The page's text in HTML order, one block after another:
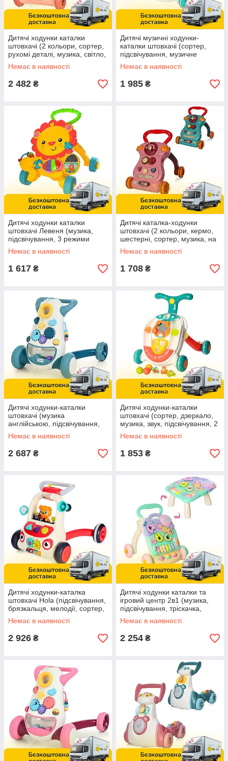
Дитячі ходунки каталки
штовхачі (2 кольори, сортер,
рухомі деталі, музика, світло,
брязкальце) K5
Немає в наявності
2 482 ₴
Дитячі музичні ходунки-
каталки штовхачі (сортер,
підсвічування, музичне
брязкальце) HE0830
Немає в наявності
1 985 ₴
Дитячі ходунки каталки
штовхачі Левеня (музика,
підсвічування, 3 режими
звуків, ноти, сміх) S918
Немає в наявності
1 617 ₴
Дитячі каталка-ходунки
штовхачі (2 кольори, кермо,
шестерні, сортер, музика, на
батарейках) 689-1-2
Немає в наявності
1 708 ₴
Дитячі ходунки-каталки
штовхачі (музика
англійською, підсвічування,
сортер) K1 Сині
Немає в наявності
2 687 ₴
Дитячі ходунки-каталки
штовхачі (сортер, дзеркало,
музика, звук, підсвічування, 2
режими, на батарейках) M
5478
Немає в наявності
1 853 ₴
Дитячі ходунки-каталка
штовхачі Hola (підсвічування,
брязкальця, мелодії, сортер,
шестерні) E8997
Немає в наявності
2 926 ₴
Дитячі ходунки каталки та
ігровий центр 2в1 (музика,
підсвічування, тріскачка,
піаніно, шестерні, барабан)
S921
Немає в наявності
2 254 ₴